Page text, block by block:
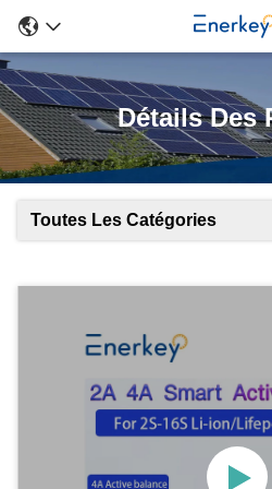
Détails Des
Toutes Les Catégories